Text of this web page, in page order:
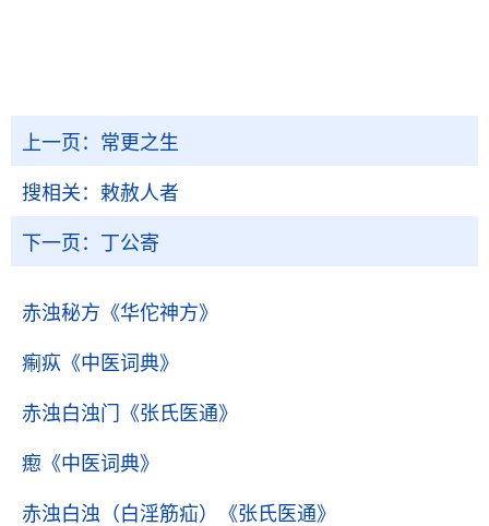
上一页： 常更之生
搜相关： 敕赦人者
下一页： 丁公寄
赤浊秘方 《华佗神方》
痸疭 《中医词典》
赤浊白浊门 《张氏医通》
瘛 《中医词典》
赤浊白浊（白淫筋疝） 《张氏医通》